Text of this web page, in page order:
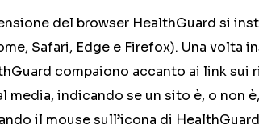
del browser HealthGuard si
Safari, Edge e Firefox). Una volta
compaiono accanto ai link
media, indicando se un sito è, o non
il mouse sull’icona di